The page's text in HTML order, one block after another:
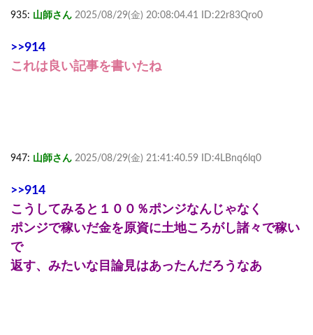
935: 山師さん 2025/08/29(金) 20:08:04.41 ID:22r83Qro0
>>914
これは良い記事を書いたね
947: 山師さん 2025/08/29(金) 21:41:40.59 ID:4LBnq6lq0
>>914
こうしてみると１００％ポンジなんじゃなく
ポンジで稼いだ金を原資に土地ころがし諸々で稼い
で
返す、みたいな目論見はあったんだろうなあ